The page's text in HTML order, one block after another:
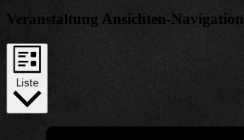
Veranstaltung Ansichten-Navigation
Liste